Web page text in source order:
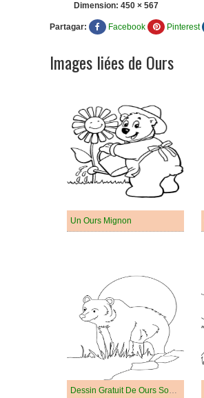
Dimension: 450 × 567
Partagar: Facebook Pinterest
Images liées de Ours
Un Ours Mignon
Dessin Gratuit De Ours Souriant Grizzly